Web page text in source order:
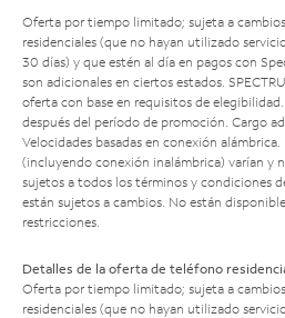
Oferta por tiempo limitado; sujeta a
residenciales (que no hayan utilizado
30 días) y que estén al día en pagos con
son adicionales en ciertos estados.
oferta con base en requisitos de
después del período de promoción. Cargo
Velocidades basadas en conexión alámbrica.
(incluyendo conexión inalámbrica) varían y
sujetos a todos los términos y condiciones
están sujetos a cambios. No están
restricciones.
Detalles de la oferta de teléfono
Oferta por tiempo limitado; sujeta a
residenciales (que no hayan utilizado